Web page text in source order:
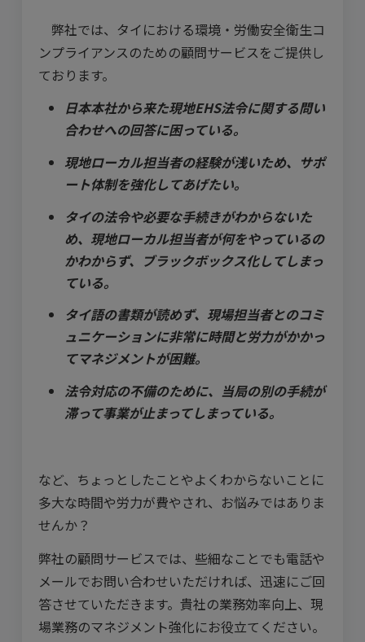
弊社では、タイにおける環境・労働安全衛生コ
ンプライアンスのための顧問サービスをご提供し
ております。
日本本社から来た現地EHS法令に関する問い
合わせへの回答に困っている。
現地ローカル担当者の経験が浅いため、サポ
ート体制を強化してあげたい。
タイの法令や必要な手続きがわからないた
め、現地ローカル担当者が何をやっているの
かわからず、ブラックボックス化してしまっ
ている。
タイ語の書類が読めず、現場担当者とのコミ
ュニケーションに非常に時間と労力がかかっ
てマネジメントが困難。
法令対応の不備のために、当局の別の手続が
滞って事業が止まってしまっている。
など、ちょっとしたことやよくわからないことに
多大な時間や労力が費やされ、お悩みではありま
せんか？
弊社の顧問サービスでは、些細なことでも電話や
メールでお問い合わせいただければ、迅速にご回
答させていただきます。貴社の業務効率向上、現
場業務のマネジメント強化にお役立てください。